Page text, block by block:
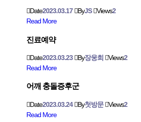
Date2023.03.17 ByJS Views2
Read More
진료예약
Date2023.03.23 By장웅희 Views2
Read More
어깨 충돌증후군
Date2023.03.24 By첫방문 Views2
Read More